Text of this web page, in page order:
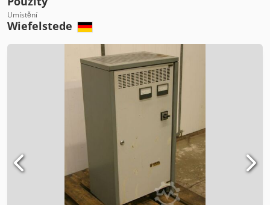
Umístění
Wiefelstede